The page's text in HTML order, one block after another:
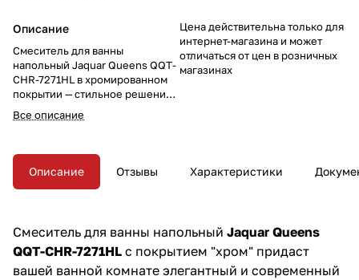
Описание
Смеситель для ванны
напольный Jaquar Queens QQT-
CHR-7271HL в хромированном
покрытии — стильное решение
для вашей ванной комнаты.
Высокие стойки 950 мм и
создают утончённый акцент и
обеспечивают удобство в
использовании.
Все описание
Цена действительна только для
интернет-магазина и может
отличаться от цен в розничных
магазинах
Описание Отзывы Характеристики
Смеситель для ванны напольный Jaquar Queens
QQT-CHR-7271HL с покрытием "хром" придаст
вашей ванной комнате элегантный и современный